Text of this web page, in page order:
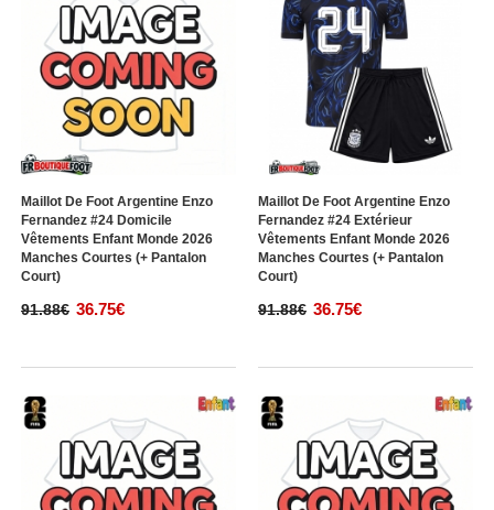
Maillot De Foot Argentine Enzo
Fernandez #24 Domicile
Vêtements Enfant Monde 2026
Manches Courtes (+ Pantalon
Court)
91.88€ 36.75€
Maillot De Foot Argentine Enzo
Fernandez #24 Extérieur
Vêtements Enfant Monde 2026
Manches Courtes (+ Pantalon
Court)
91.88€ 36.75€